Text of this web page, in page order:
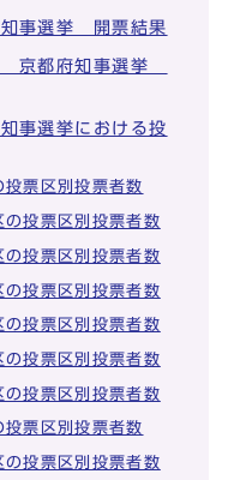
事選挙 開票結果
京都府知事選挙
事選挙における投
投票区別投票者数
の投票区別投票者数
投票区別投票者数
投票区別投票者数
の投票区別投票者数
投票区別投票者数
投票区別投票者数
投票区別投票者数
の投票区別投票者数